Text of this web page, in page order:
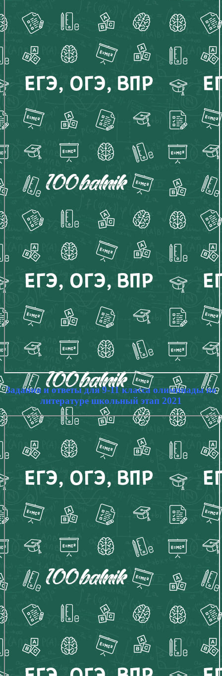
Задания и ответы для 9-11 класса олимпиады по
литературе школьный этап 2021